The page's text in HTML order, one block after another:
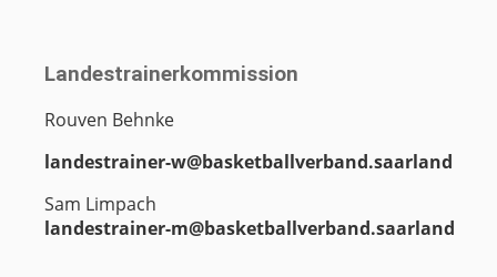
Landestrainerkommission
Rouven Behnke
landestrainer-w@basketballverband.saarland
Sam Limpach
landestrainer-m@basketballverband.saarland